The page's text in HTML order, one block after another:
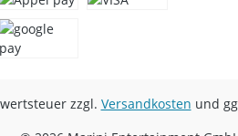
zzgl. Versandkosten und